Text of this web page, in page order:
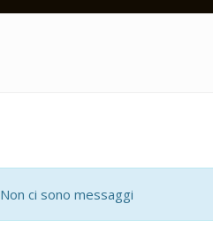
Non ci sono messaggi